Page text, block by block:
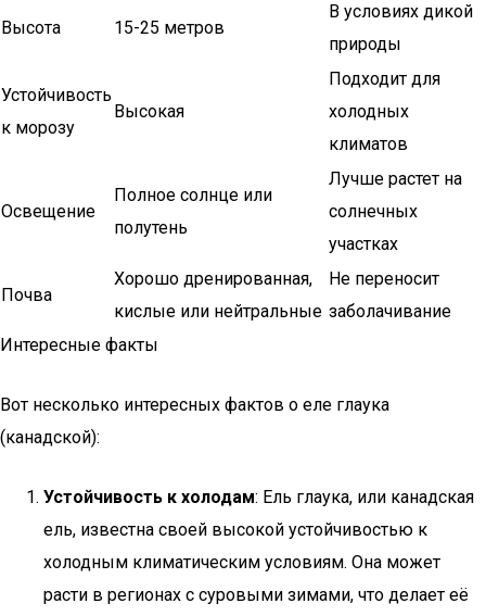
Высота 15-25 метров
В условиях дикой
природы
Устойчивость
к морозу
Высокая
Подходит для
холодных
климатов
Освещение
Полное солнце или
полутень
Лучше растет на
солнечных
участках
Почва
Хорошо дренированная,
кислые или нейтральные
Не переносит
заболачивание
Интересные факты
Вот несколько интересных фактов о еле глаука
(канадской):
Устойчивость к холодам: Ель глаука, или канадская
ель, известна своей высокой устойчивостью к
холодным климатическим условиям. Она может
расти в регионах с суровыми зимами, что делает её